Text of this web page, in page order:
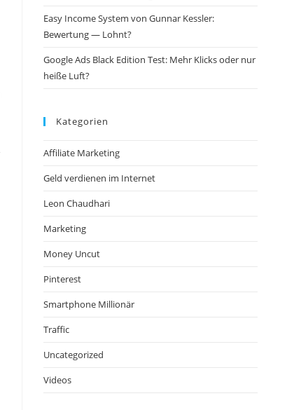
Easy Income System von Gunnar Kessler:
Bewertung — Lohnt?
Google Ads Black Edition Test: Mehr Klicks oder nur
heiße Luft?
Kategorien
Affiliate Marketing
Geld verdienen im Internet
Leon Chaudhari
Marketing
Money Uncut
Pinterest
Smartphone Millionär
Traffic
Uncategorized
Videos